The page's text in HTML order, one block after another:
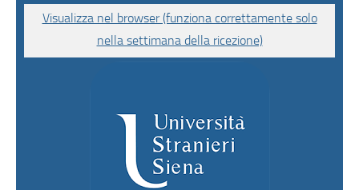
Visualizza nel browser (funziona correttamente solo
nella settimana della ricezione)